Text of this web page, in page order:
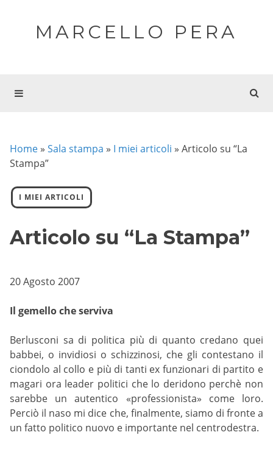
MARCELLO PERA
Home » Sala stampa » I miei articoli » Articolo su “La
Stampa”
I MIEI ARTICOLI
Articolo su “La Stampa”
20 Agosto 2007
Il gemello che serviva
Berlusconi sa di politica più di quanto credano quei
babbei, o invidiosi o schizzinosi, che gli contestano il
ciondolo al collo e più di tanti ex funzionari di partito e
magari ora leader politici che lo deridono perchè non
sarebbe un autentico «professionista» come loro.
Perciò il naso mi dice che, finalmente, siamo di fronte a
un fatto politico nuovo e importante nel centrodestra.